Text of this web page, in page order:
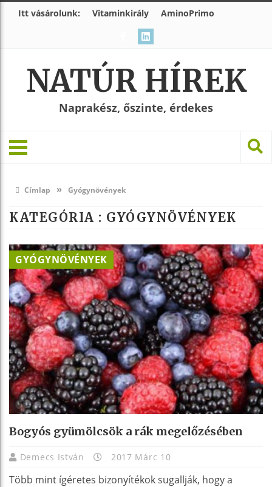
Itt vásárolunk: Vitaminkirály AminoPrimo
NATÚR HÍREK
Naprakész, őszinte, érdekes
Címlap » Gyógynövények
KATEGÓRIA : GYÓGYNÖVÉNYEK
GYÓGYNÖVÉNYEK
Bogyós gyümölcsök a rák megelőzésében
Demecs István 2017 Márc 10
Több mint ígéretes bizonyítékok sugallják, hogy a